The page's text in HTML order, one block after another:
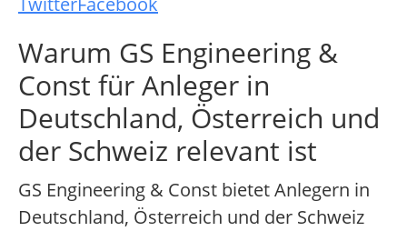
Warum GS Engineering &
Const für Anleger in
Deutschland, Österreich und
der Schweiz relevant ist
GS Engineering & Const bietet Anlegern in
Deutschland, Österreich und der Schweiz